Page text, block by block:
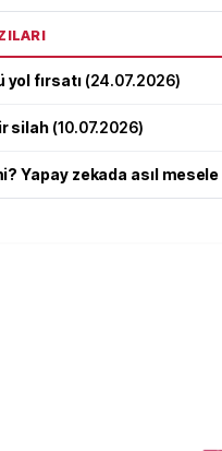
fırsatı(24.07.2026)
silah (10.07.2026)
Yapay zekada asıl mesele